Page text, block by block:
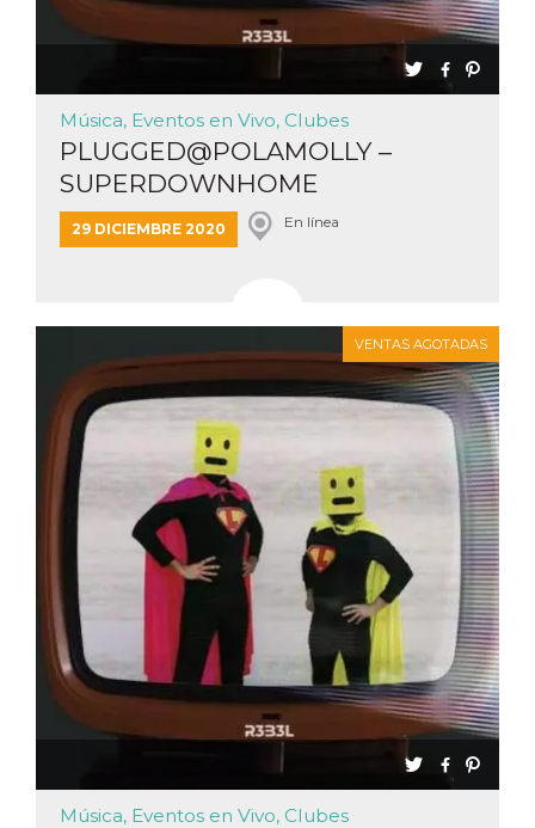
Música, Eventos en Vivo, Clubes
PLUGGED@POLAMOLLY –
SUPERDOWNHOME
29 DICIEMBRE 2020 En línea
VENTAS AGOTADAS
Música, Eventos en Vivo, Clubes